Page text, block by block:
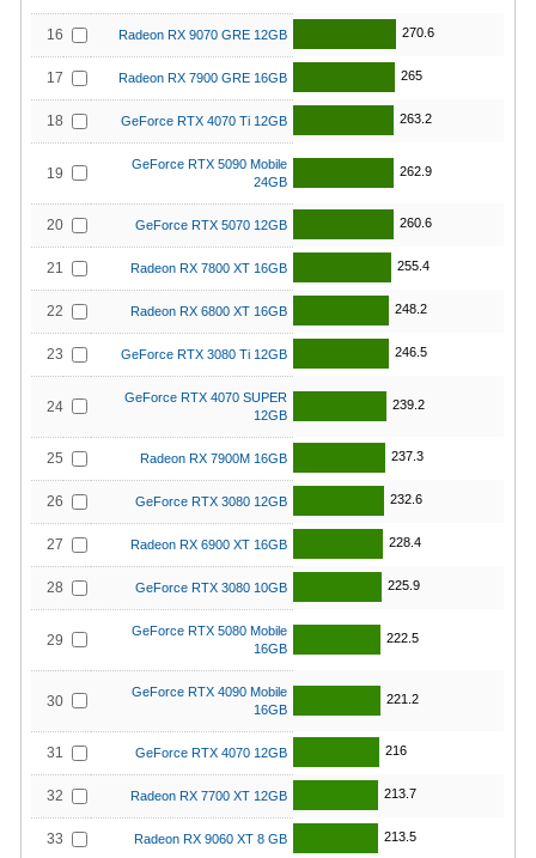
16 Radeon RX 9070 GRE 12GB 270.6
17 Radeon RX 7900 GRE 16GB 265
18 GeForce RTX 4070 Ti 12GB 263.2
19
GeForce RTX 5090 Mobile
24GB
262.9
20 GeForce RTX 5070 12GB 260.6
21 Radeon RX 7800 XT 16GB 255.4
22 Radeon RX 6800 XT 16GB 248.2
23 GeForce RTX 3080 Ti 12GB 246.5
24
GeForce RTX 4070 SUPER
12GB
239.2
25 Radeon RX 7900M 16GB 237.3
26 GeForce RTX 3080 12GB 232.6
27 Radeon RX 6900 XT 16GB 228.4
28 GeForce RTX 3080 10GB 225.9
29
GeForce RTX 5080 Mobile
16GB
222.5
30
GeForce RTX 4090 Mobile
16GB
221.2
31 GeForce RTX 4070 12GB 216
32 Radeon RX 7700 XT 12GB 213.7
33 Radeon RX 9060 XT 8 GB 213.5